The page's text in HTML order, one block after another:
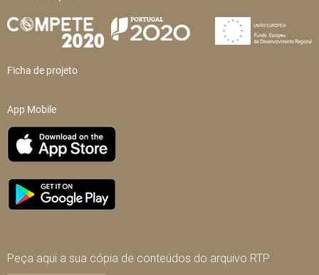
Ficha de projeto
App Mobile
Peça aqui a sua cópia de conteúdos do arquivo RTP